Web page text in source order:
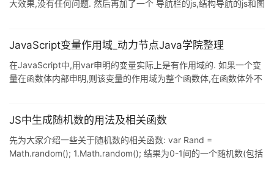
大效果,没有任何问题. 然后再加了一个 导航栏的js,结构导航的js和图
JavaScript变量作用域_动力节点Java学院整理
在JavaScript中,用var申明的变量实际上是有作用域的. 如果一个变
量在函数体内部申明,则该变量的作用域为整个函数体,在函数体外不
JS中生成随机数的用法及相关函数
先为大家介绍一些关于随机数的相关函数: var Rand =
Math.random(); 1.Math.random(); 结果为0-1间的一个随机数(包括